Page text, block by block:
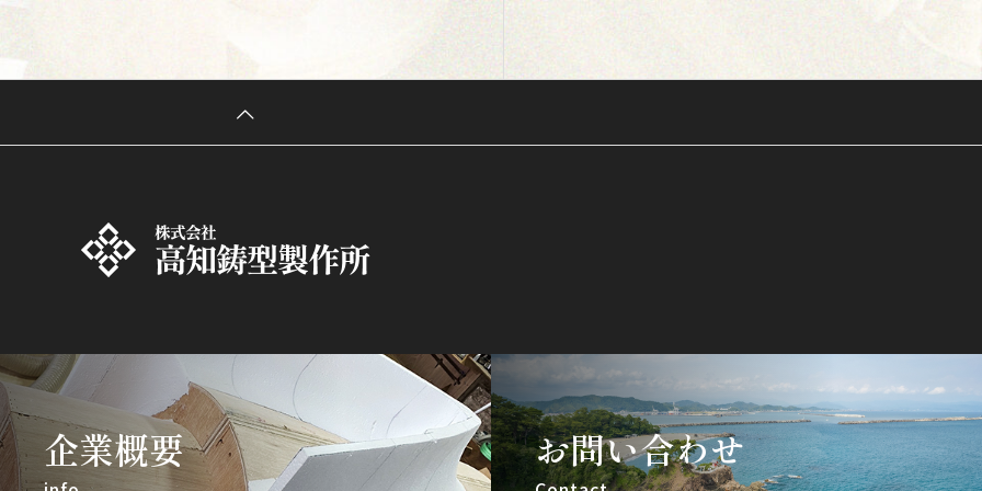
企業概要 お問い合わせ